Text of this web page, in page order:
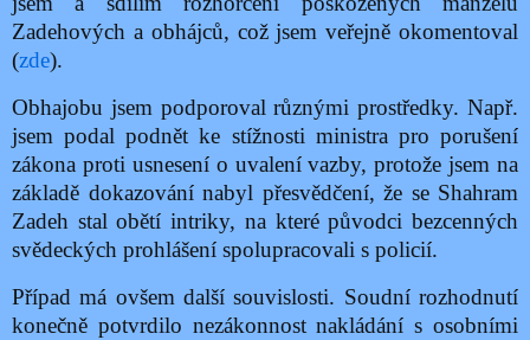
Zadehových a obhájců, což jsem veřejně okomentoval
(zde).
Obhajobu jsem podporoval různými prostředky. Např.
jsem podal podnět ke stížnosti ministra pro porušení
zákona proti usnesení o uvalení vazby, protože jsem na
základě dokazování nabyl přesvědčení, že se Shahram
Zadeh stal obětí intriky, na které původci bezcenných
svědeckých prohlášení spolupracovali s policií.
Případ má ovšem další souvislosti. Soudní rozhodnutí
konečně potvrdilo nezákonnost nakládání s osobními